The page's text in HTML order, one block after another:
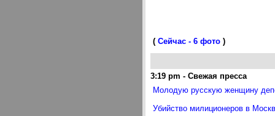
( Сейчас - 6 фото)
3:19 pm - Свежая пресса
Молодую русскую женщину
Убийство милиционеров в